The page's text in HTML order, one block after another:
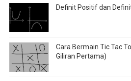
Definit Positif dan
Cara Bermain Tic Tac
Giliran Pertama)